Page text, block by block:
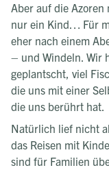
Aber auf die Azoren
nur ein Kind… Für
eher nach einem
– und Windeln. Wir
geplantscht, viel
die uns mit einer
die uns berührt hat.
Natürlich lief nicht
das Reisen mit
sind für Familien